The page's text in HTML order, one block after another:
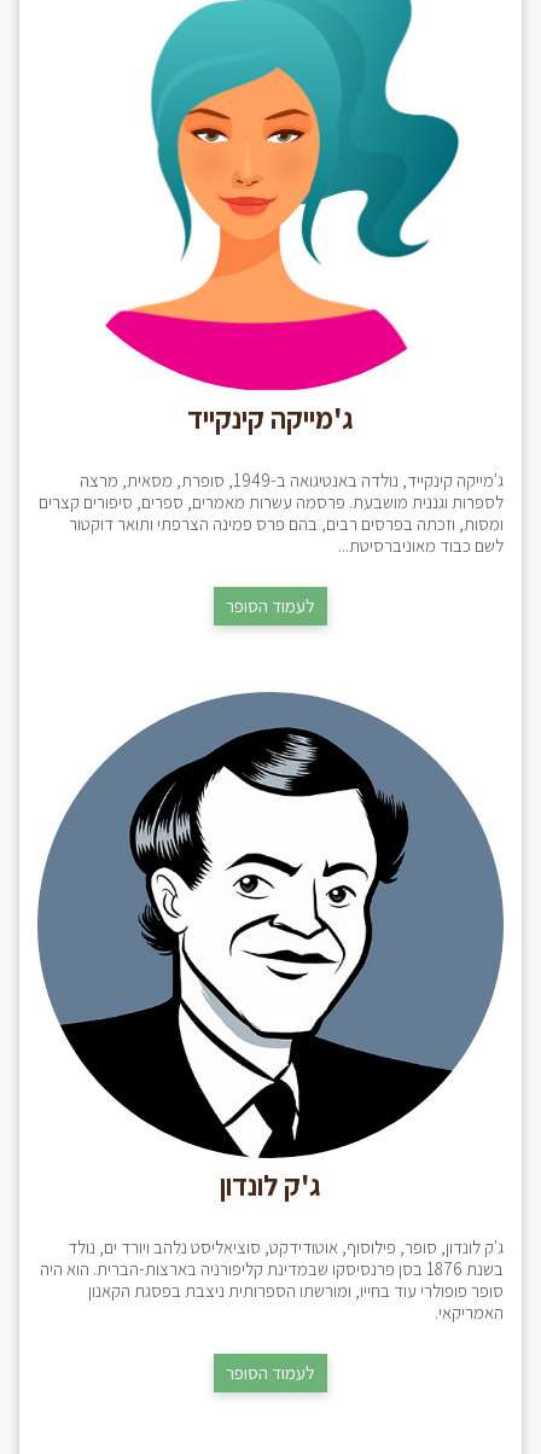
ג'מייקה קינקייד
ג'מייקה קינקייד, נולדה באנטיגואה ב-1949, סופרת, מסאית, מרצה
לספרות וגננית מושבעת. פרסמה עשרות מאמרים, ספרים, סיפורים קצרים
ומסות, וזכתה בפרסים רבים, בהם פרס פמינה הצרפתי ותואר דוקטור
לשם כבוד מאוניברסיטת...
לעמוד הסופר
ג'ק לונדון
ג'ק לונדון, סופר, פילוסוף, אוטודידקט, סוציאליסט נלהב ויורד ים, נולד
בשנת 1876 בסן פרנסיסקו שבמדינת קליפורניה בארצות-הברית. הוא היה
סופר פופולרי עוד בחייו, ומורשתו הספרותית ניצבת בפסגת הקאנון
האמריקאי.
לעמוד הסופר